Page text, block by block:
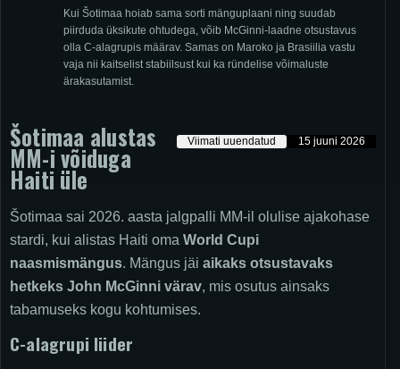
Kui Šotimaa hoiab sama sorti mänguplaani ning suudab
piirduda üksikute ohtudega, võib McGinni-laadne otsustavus
olla C-alagrupis määrav. Samas on Maroko ja Brasiilia vastu
vaja nii kaitselist stabiilsust kui ka ründelise võimaluste
ärakasutamist.
Viimati uuendatud 15 juuni 2026
Šotimaa alustas
MM-i võiduga
Haiti üle
Šotimaa sai 2026. aasta jalgpalli MM-il olulise ajakohase
stardi, kui alistas Haiti oma World Cupi
naasmismängus. Mängus jäi aikaks otsustavaks
hetkeks John McGinni värav, mis osutus ainsaks
tabamuseks kogu kohtumises.
C-alagrupi liider